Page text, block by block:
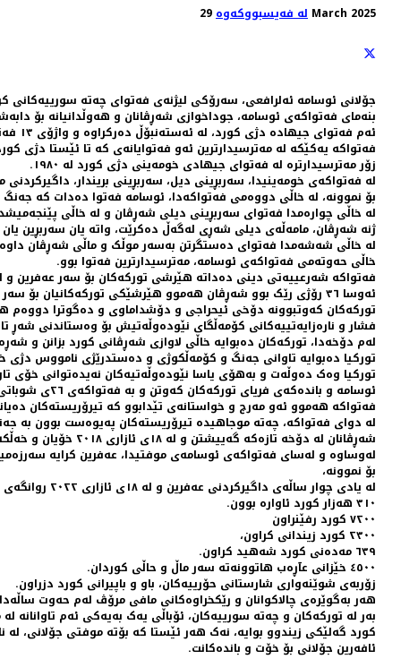
لە فەیسبووکەوە 29 March 2025
جۆلانی ئوسامە ئەلرافعی، سەرۆکی لیژنەی فەتوای چەتە سورییەکانی کردە موفتی سوریا ئوسامە لە ٢٦ی شوباتی ٢٠١٨ و لە گەرمەی هێرشی
بنەمای فەتواکەی ئوسامە، جوداخوازی شەڕڤانان و هەوڵدانیانە بۆ
ئەم فەتوای جیهادە دژی کورد، لە ئەستەنبۆڵ دەرکراوە و واژۆی ١٣ فەتواچی تر لە لیژنەی فەتوای سوریەکانی لەسەرە.
فەتواکە یەکێکە لە مەترسیدارترین ئەو فەتوایانەی کە تا ئێستا دژی
زۆر مەترسیدارترە لە فەتوای جیهادی خومەینی دژی کورد لە ١٩٨٠.
لە فەتواکەی خومەینیدا، سەربڕینی دیل، سەربڕینی بریندار،
بۆ نموونە، لە خاڵی دووەمی فەتواکەدا، ئوسامە فەتوا دەدات کە
لە خاڵی چوارەمدا فەتوای سەربڕینی دیلی شەڕڤان و لە خاڵی
ژنە شەڕڤان، مامەڵەی دیلی شەڕی لەگەڵ دەکرێت، واتە یان سەربڕین
لە خاڵی شەشەمدا فەتوای دەستگرتن بەسەر موڵک و ماڵی شەڕڤان
خاڵی حەوتەمی فەتواکەی ئوسامە، مەترسیدارترین فەتوا بوو.
فەتواکە شەرعییەتی دینی دەداتە هێرشی تورکەکان بۆ سەر عەفرین
ئەوسا ٣٦ رۆژی رێک بوو شەڕڤان هەموو هێرشێکی تورکەکانیان بۆ سەر عەفرین تێک دەشکاند.
تورکەکان کەوتبوونە دۆخی ئیحراجی و دۆشداماوی و دەگوترا دووەم
فشار و نارەزایەتییەکانی کۆمەڵگای نێودەوڵەتیش بۆ وەستاندنی شەڕ
لەم دۆخەدا، تورکەکان دەبوایە خاڵی لاوازی شەڕڤانی کورد بزانن و
تورکیا دەبوایە تاوانی جەنگ و کۆمەڵکوژی و دەستدرێژی نامووس دژی
تورکیا وەک دەوڵەت و بەهۆی یاسا نێودەوڵەتیەکان نەیدەتوانی خۆی
ئوسامە و باندەکەی فریای تورکەکان کەوتن و بە فەتواکەی ٢٦ی شوباتی ٢٠١٨، دەستی چەتە تیرۆستە سورییەکانیان ئاوەڵا کرد.
فەتواکە هەموو ئەو مەرج و خواستانەی تێدابوو کە تیرۆریستەکان
لە دوای فەتواکە، چەتە موجاهیدە تیرۆریستەکان پەیوەست بوون بە
شەڕڤانان لە دۆخە تازەکە گەییشتن و لە ١٨ی ئازاری ٢٠١٨ خۆیان و خەڵکەکەیان بۆ تەل رەفعەت پاشەکشەیان کرد.
لەوساوە و لەسای فەتواکەی ئوسامەی موفتیدا، عەفرین کرایە
بۆ نموونە،
لە یادی چوار ساڵەی داگیرکردنی عەفرین و لە ١٨ی ئازاری ٢٠٢٢ روانگەی سوری بۆ مافەکانی مرۆڤ راپۆرتێکی لەسەر تاوانەکانی دژی کورد لە عەفرین بڵاو کردەوە، کە بەم جۆرەیە:
٣١٠ هەزار کورد ئاوارە بوون.
٧٢٠٠ کورد رفێنراون
٢٣٠٠ کورد زیندانی کراون،
٦٣٩ مەدەنی کورد شەهید کراون.
٤٥٠٠ خێزانی عآڕەب هاتوونەتە سەر ماڵ و حاڵی کوردان.
زۆربەی شوێنەواری شارستانی حۆرییەکان، باو و باپیرانی کورد دزراون.
هەر بەگوێرەی چالاکوانان و رێکخراوەکانی مافی مرۆڤ لەم حەوت
بەر لە تورکەکان و چەتە سورییەکان، ئۆباڵی یەک بەیەکی ئەم
کورد گەلێکی زیندوو بوایە، نەک هەر ئێستا کە بۆتە موفتی جۆلانی،
ئافەرین جۆلانی بۆ خۆت و باندەکانت.